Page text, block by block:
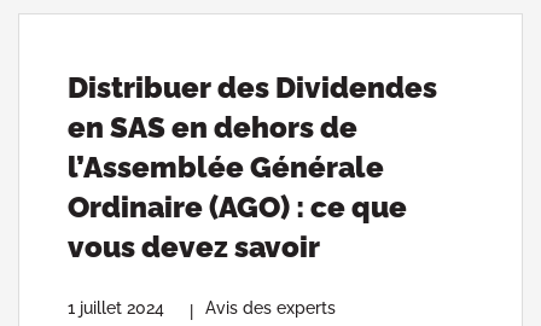
Distribuer des Dividendes
en SAS en dehors de
l’Assemblée Générale
Ordinaire (AGO) : ce que
vous devez savoir
1 juillet 2024 Avis des experts